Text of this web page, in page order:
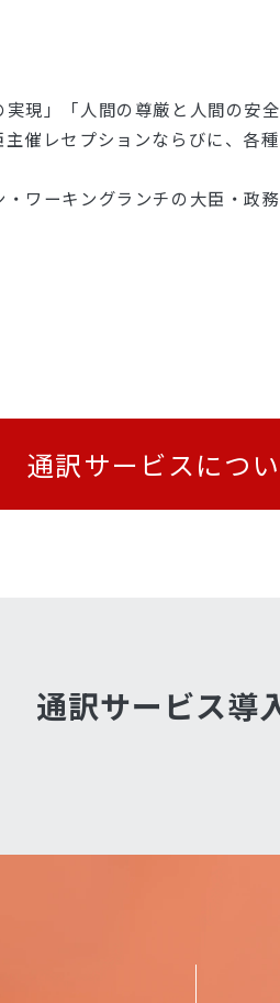
現」「人間の尊厳と人間の
催レセプションならびに、各
ワーキングランチの大臣・政
通訳サービスにつ
通訳サービス導